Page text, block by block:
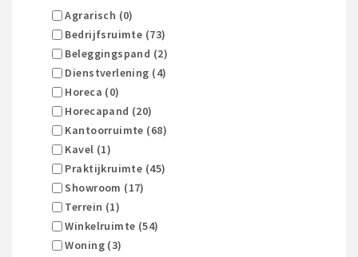
Agrarisch (0)
Bedrijfsruimte (73)
Beleggingspand (2)
Dienstverlening (4)
Horeca (0)
Horecapand (20)
Kantoorruimte (68)
Kavel (1)
Praktijkruimte (45)
Showroom (17)
Terrein (1)
Winkelruimte (54)
Woning (3)